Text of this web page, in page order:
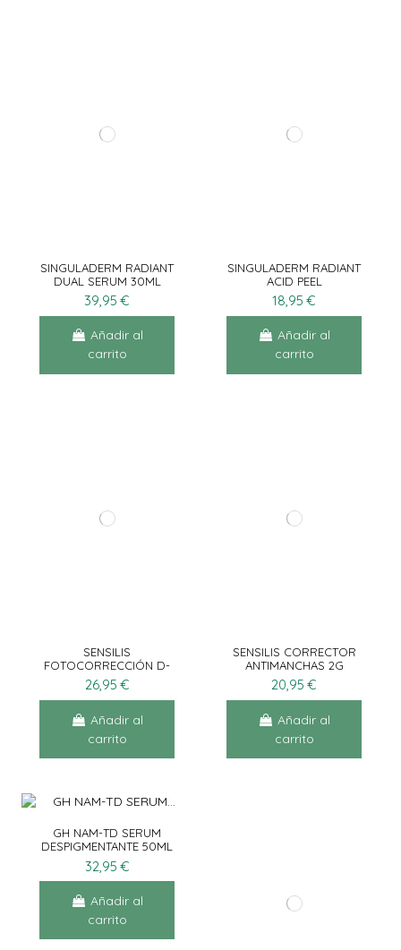
SINGULADERM RADIANT
DUAL SERUM 30ML
39,95 €
Añadir al
carrito
SINGULADERM RADIANT
ACID PEEL
18,95 €
Añadir al
carrito
SENSILIS
FOTOCORRECCIÓN D-
PIGMENT SPF50+ 40ML
26,95 €
Añadir al
carrito
SENSILIS CORRECTOR
ANTIMANCHAS 2G
20,95 €
Añadir al
carrito
GH NAM-TD SERUM
DESPIGMENTANTE 50ML
32,95 €
Añadir al
carrito